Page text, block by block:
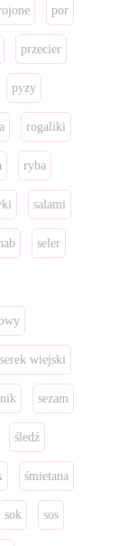
por
przecier
pyzy
rogaliki
ryba
salami
seler
serek wiejski
sezam
śledź
śmietana
sok sos